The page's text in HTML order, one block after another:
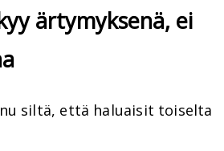
ärtymyksenä, ei
siltä, että haluaisit toiselta